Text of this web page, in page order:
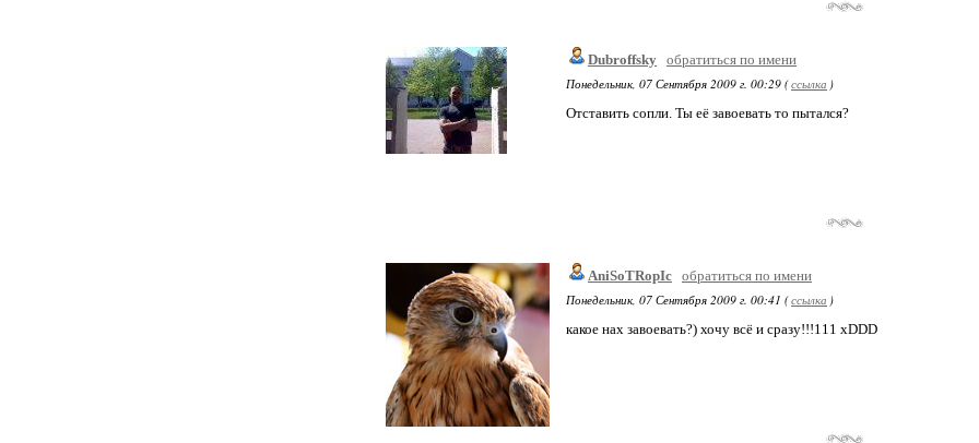
Dubroffsky обратиться по имени
Понедельник, 07 Сентября 2009 г. 00:29 (ссылка )
Отставить сопли. Ты её завоевать то пытался?
AniSoTRopIc обратиться по имени
Понедельник, 07 Сентября 2009 г. 00:41 (ссылка )
какое нах завоевать?) хочу всё и сразу!!!111 xDDD